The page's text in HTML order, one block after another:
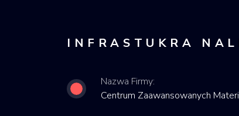
INFRASTUKRA
Nazwa Firmy:
Centrum Zaawansowanych